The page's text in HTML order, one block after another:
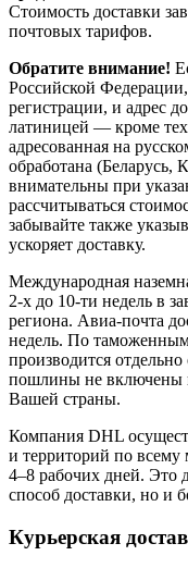
Стоимость доставки
почтовых тарифов.
Обратите внимание!
Российской
регистрации, и адрес
латиницей — кроме
адресованная на
обработана (Беларусь,
внимательны при
рассчитываться
забывайте также
ускоряет доставку.
Международная
2-х до 10-ти недель в
региона. Авиа-почта
недель. По
производится
пошлины не включены
Вашей страны.
Компания DHL
и территорий по всему
4–8 рабочих дней. Это
способ доставки, но и
Курьерская